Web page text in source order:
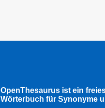
OpenThesaurus ist ein
Wörterbuch für Synonyme